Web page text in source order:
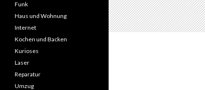
Funk
Haus und Wohnung
Internet
Kochen und Backen
Kurioses
Laser
Reparatur
Umzug